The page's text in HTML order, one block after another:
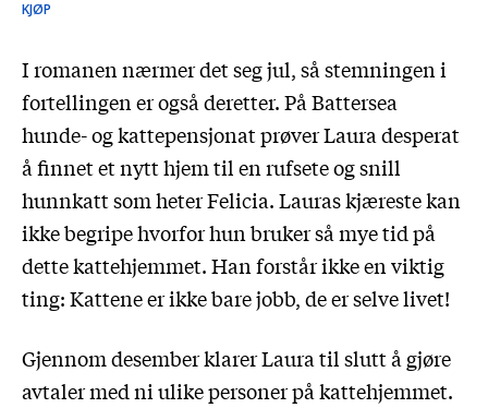
KJØP
I romanen nærmer det seg jul, så stemningen i
fortellingen er også deretter. På Battersea
hunde- og kattepensjonat prøver Laura desperat
å finnet et nytt hjem til en rufsete og snill
hunnkatt som heter Felicia. Lauras kjæreste kan
ikke begripe hvorfor hun bruker så mye tid på
dette kattehjemmet. Han forstår ikke en viktig
ting: Kattene er ikke bare jobb, de er selve livet!
Gjennom desember klarer Laura til slutt å gjøre
avtaler med ni ulike personer på kattehjemmet.